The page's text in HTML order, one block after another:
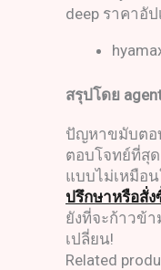
deep ราคาอั
สรุปโดย
ปัญหาขมับตอ
ตอบโจทย์ที่สุ
แบบไม่เหมือ
ปรึกษาหรือสั่ง
ยังที่จะก้าวข้
เปลี่ยน!
Related